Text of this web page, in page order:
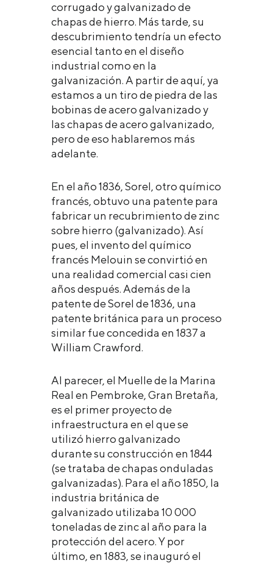
corrugado y galvanizado de
chapas de hierro. Más tarde, su
descubrimiento tendría un efecto
esencial tanto en el diseño
industrial como en la
galvanización. A partir de aquí, ya
estamos a un tiro de piedra de las
bobinas de acero galvanizado y
las chapas de acero galvanizado,
pero de eso hablaremos más
adelante.
En el año 1836, Sorel, otro químico
francés, obtuvo una patente para
fabricar un recubrimiento de zinc
sobre hierro (galvanizado). Así
pues, el invento del químico
francés Melouin se convirtió en
una realidad comercial casi cien
años después. Además de la
patente de Sorel de 1836, una
patente británica para un proceso
similar fue concedida en 1837 a
William Crawford.
Al parecer, el Muelle de la Marina
Real en Pembroke, Gran Bretaña,
es el primer proyecto de
infraestructura en el que se
utilizó hierro galvanizado
durante su construcción en 1844
(se trataba de chapas onduladas
galvanizadas). Para el año 1850, la
industria británica de
galvanizado utilizaba 10 000
toneladas de zinc al año para la
protección del acero. Y por
último, en 1883, se inauguró el